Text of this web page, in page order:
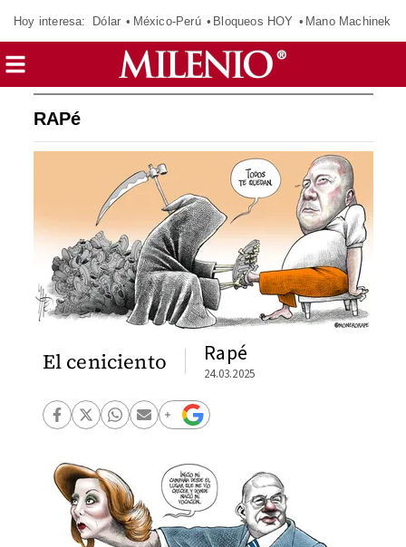
Hoy interesa: Dólar México-Perú Bloqueos HOY Mano Machinek
RAPé
El ceniciento Rapé
24.03.2025